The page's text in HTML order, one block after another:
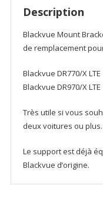
Caméra
Description
Blackvue Mount
de remplacement
Blackvue DR770/X LTE
Blackvue DR970/X LTE
Très utile si vous
deux voitures ou plus.
Le support est déjà
Blackvue d’origine.